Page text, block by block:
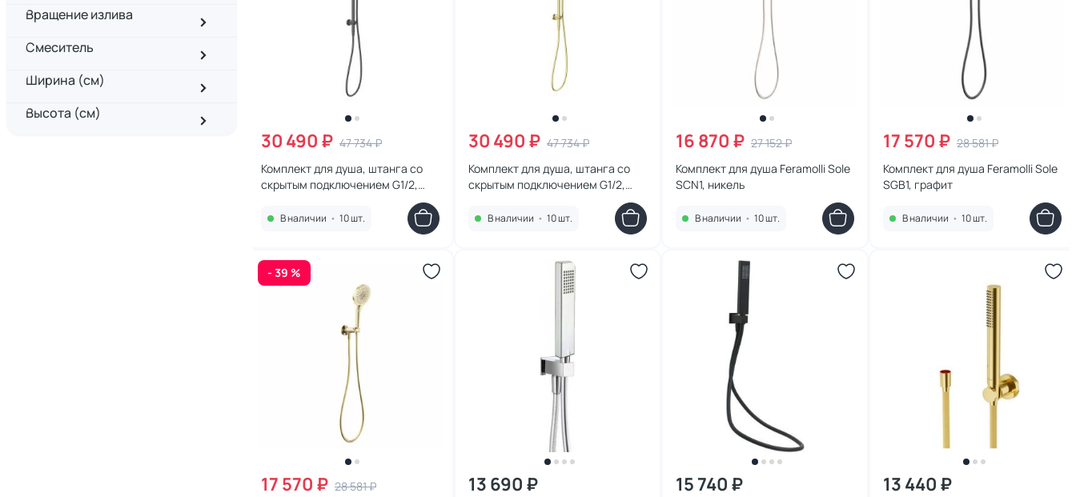
Вращение излива
Смеситель
Ширина (см)
Высота (см)
30 490 ₽ 47 734 ₽
Комплект для душа, штанга со
скрытым подключением G1/2,
Feramolli Sole S783GB, графит
В наличии • 10 шт.
30 490 ₽ 47 734 ₽
Комплект для душа, штанга со
скрытым подключением G1/2,
В наличии • 10 шт.
16 870 ₽ 27 152 ₽
Комплект для душа Feramolli Sole
SCN1, никель
В наличии • 10 шт.
17 570 ₽ 28 581 ₽
Комплект для душа Feramolli Sole
SGB1, графит
В наличии • 10 шт.
- 39 %
17 570 ₽ 28 581 ₽
13 690 ₽ 15 740 ₽ 13 440 ₽